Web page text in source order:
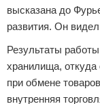
высказана до
развития. Он
Результаты
хранилища, откуда
при обмене
внутренняя